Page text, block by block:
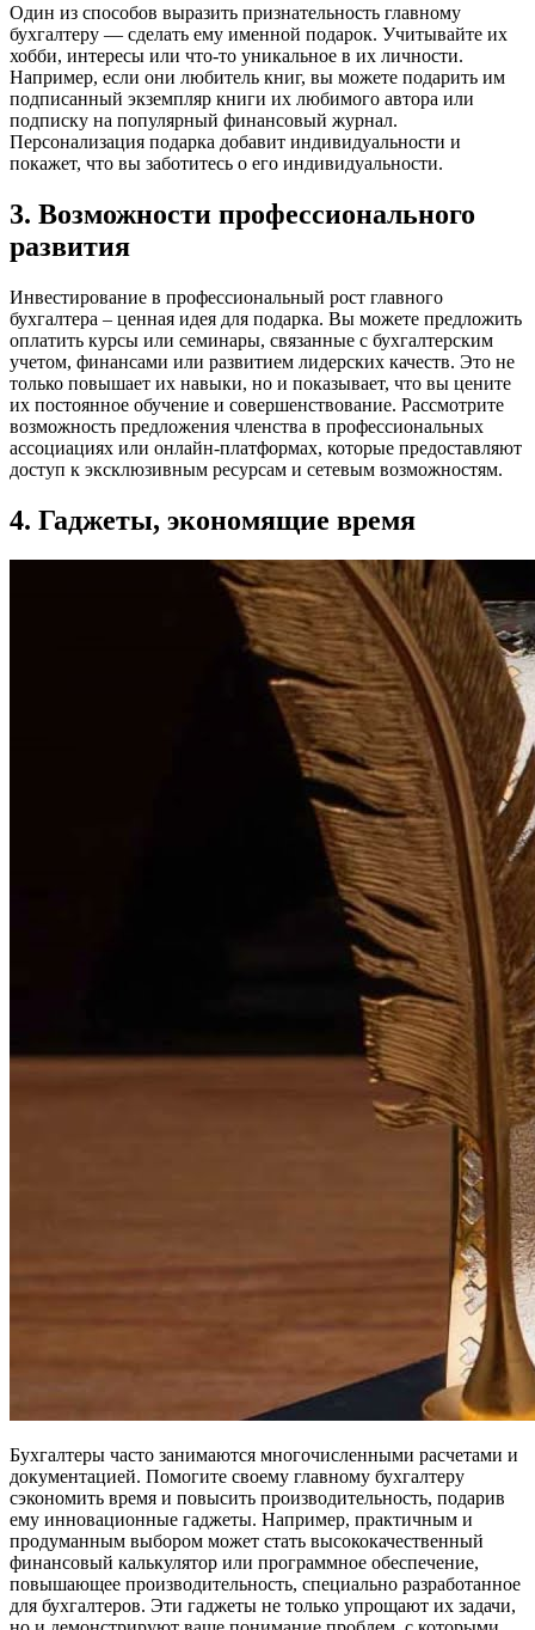
Один из способов выразить признательность главному
бухгалтеру — сделать ему именной подарок. Учитывайте их
хобби, интересы или что-то уникальное в их личности.
Например, если они любитель книг, вы можете подарить им
подписанный экземпляр книги их любимого автора или
подписку на популярный финансовый журнал.
Персонализация подарка добавит индивидуальности и
покажет, что вы заботитесь о его индивидуальности.
3. Возможности профессионального
развития
Инвестирование в профессиональный рост главного
бухгалтера – ценная идея для подарка. Вы можете предложить
оплатить курсы или семинары, связанные с бухгалтерским
учетом, финансами или развитием лидерских качеств. Это не
только повышает их навыки, но и показывает, что вы цените
их постоянное обучение и совершенствование. Рассмотрите
возможность предложения членства в профессиональных
ассоциациях или онлайн-платформах, которые предоставляют
доступ к эксклюзивным ресурсам и сетевым возможностям.
4. Гаджеты, экономящие время
Бухгалтеры часто занимаются многочисленными расчетами и
документацией. Помогите своему главному бухгалтеру
сэкономить время и повысить производительность, подарив
ему инновационные гаджеты. Например, практичным и
продуманным выбором может стать высококачественный
финансовый калькулятор или программное обеспечение,
повышающее производительность, специально разработанное
для бухгалтеров. Эти гаджеты не только упрощают их задачи,